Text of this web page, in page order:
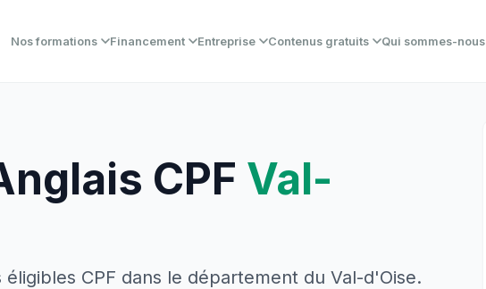
Nos formations Financement Entreprise Contenus gratuits Qui sommes-nous
CPF Val-
CPF dans le département du Val-d'Oise.